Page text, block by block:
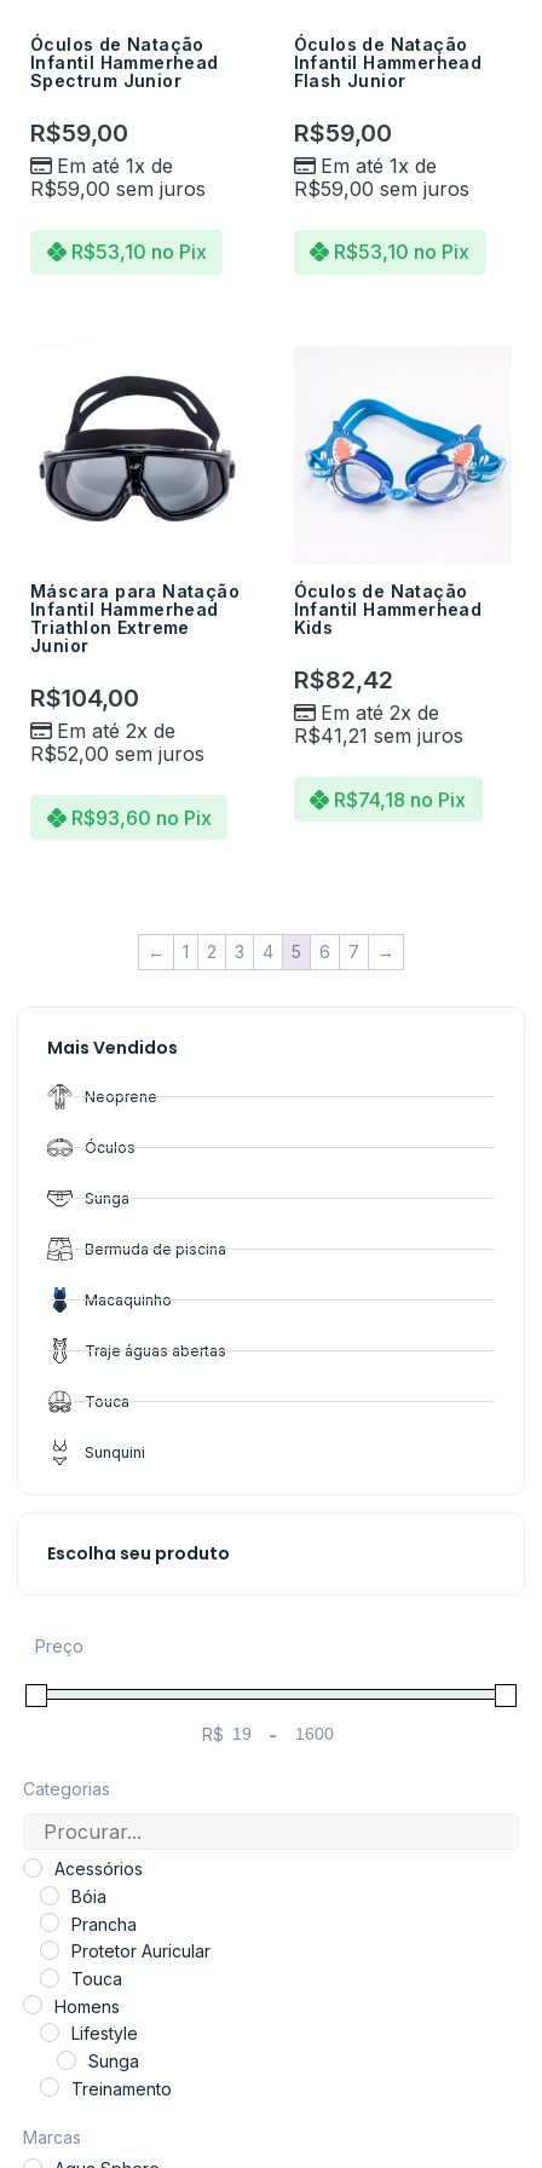
Mais Vendidos
Neoprene
Óculos
Sunga
Bermuda de piscina
Macaquinho
Traje águas abertas
Touca
Sunquini
Escolha seu produto
Preço
R$
Minimum Price
-
Maximum Price
Categorias
Acessórios
Bóia
Prancha
Protetor Auricular
Touca
Homens
Lifestyle
Sunga
Treinamento
Infantil
Marcas
Óculos de Natação
Infantil Hammerhead
Spectrum Junior
R$59,00
Em até 1x de
R$59,00 sem juros
R$53,10 no Pix
Óculos de Natação
Infantil Hammerhead
Flash Junior
R$59,00
Em até 1x de
R$59,00 sem juros
R$53,10 no Pix
Máscara para Natação
Infantil Hammerhead
Triathlon Extreme
Junior
R$104,00
Em até 2x de
R$52,00 sem juros
R$93,60 no Pix
Óculos de Natação
Infantil Hammerhead
Kids
R$82,42
Em até 2x de
R$41,21 sem juros
R$74,18 no Pix
← 1 2 3 4 5 6 7 →